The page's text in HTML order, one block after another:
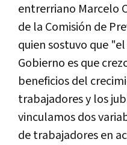
entrerriano Marcelo
de la Comisión de
quien sostuvo que
Gobierno es que
beneficios del
trabajadores y los
vinculamos dos
de trabajadores en